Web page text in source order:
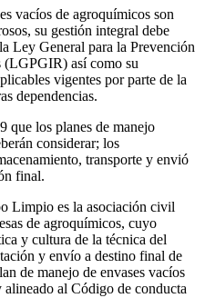
vacíos de agroquímicos son
su gestión integral debe
Ley General para la Prevención
(LGPGIR) así como su
vigentes por parte de la
dependencias.
que los planes de manejo
considerar; los
transporte y envió
final.
Limpio es la asociación civil
de agroquímicos, cuyo
y cultura de la técnica del
y envío a destino final de
de manejo de envases vacíos
al Código de conducta